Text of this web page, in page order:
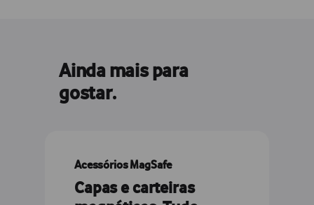
Ainda mais para
gostar.
Acessórios MagSafe
Capas e carteiras